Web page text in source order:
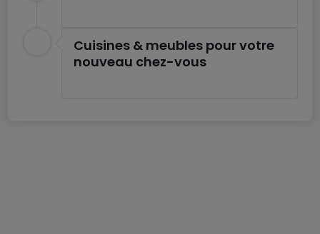
Cuisines & meubles pour votre
nouveau chez-vous